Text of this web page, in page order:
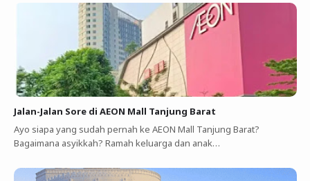
Jalan-Jalan Sore di AEON Mall Tanjung Barat
Ayo siapa yang sudah pernah ke AEON Mall Tanjung Barat?
Bagaimana asyikkah? Ramah keluarga dan anak…